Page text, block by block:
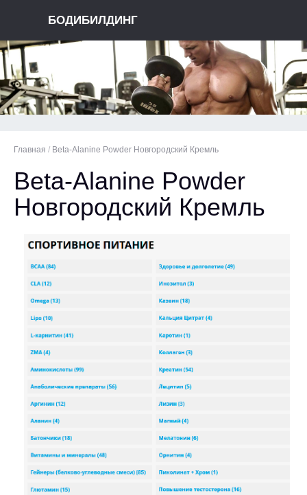
БОДИБИЛДИНГ
Главная / Beta-Alanine Powder Новгородский Кремль
Beta-Alanine Powder
Новгородский Кремль